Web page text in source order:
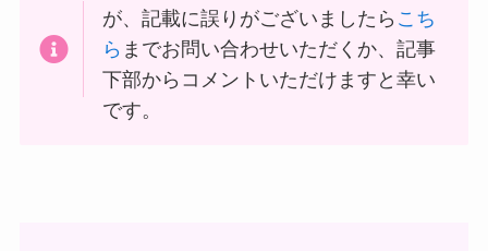
が、記載に誤りがございましたら こち
ら までお問い合わせいただくか、記事
下部からコメントいただけますと幸い
です。